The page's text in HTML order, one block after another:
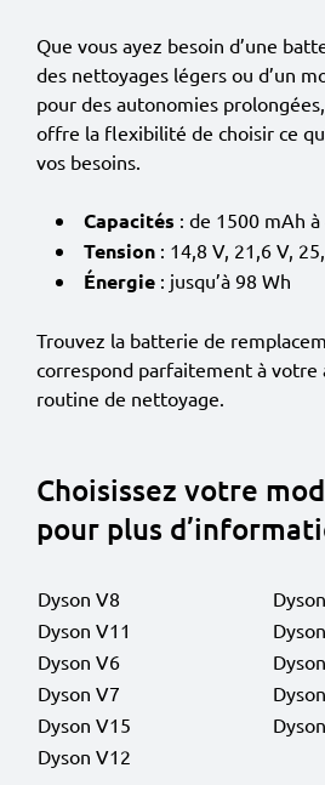
Que vous ayez besoin d’une
des nettoyages légers ou d’un
pour des autonomies
offre la flexibilité de choisir ce
vos besoins.
Capacités : de 1500 mAh
Tension : 14,8 V, 21,6 V,
Énergie : jusqu’à 98 Wh
Trouvez la batterie de
correspond parfaitement à votre
routine de nettoyage.
Choisissez votre
pour plus
Dyson V8
Dyson V11
Dyson V6
Dyson V7
Dyson V15
Dyson V12